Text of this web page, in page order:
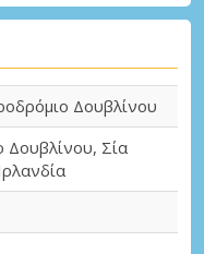
Δουβλίνου
Δουβλίνου, Σία